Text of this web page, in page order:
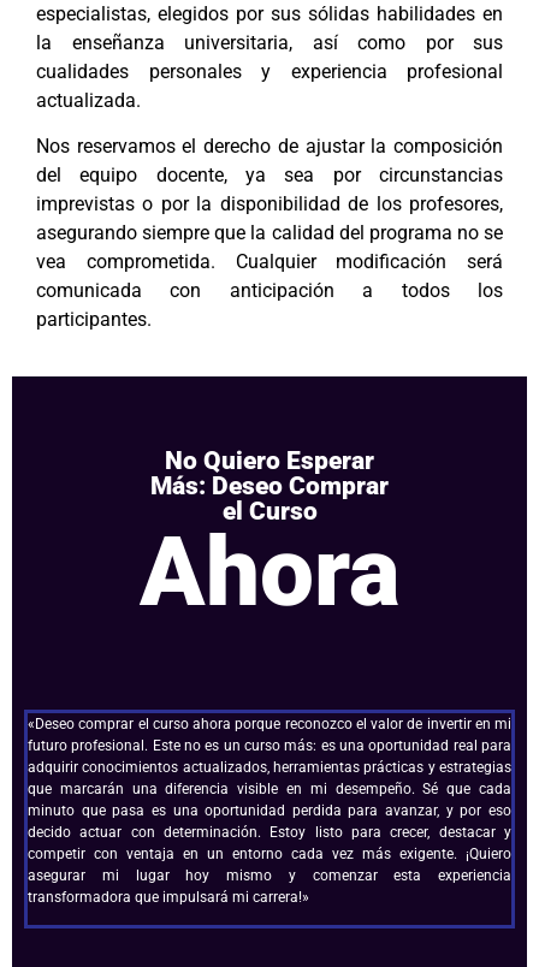
especialistas, elegidos por sus sólidas habilidades en
la enseñanza universitaria, así como por sus
cualidades personales y experiencia profesional
actualizada.
Nos reservamos el derecho de ajustar la composición
del equipo docente, ya sea por circunstancias
imprevistas o por la disponibilidad de los profesores,
asegurando siempre que la calidad del programa no se
vea comprometida. Cualquier modificación será
comunicada con anticipación a todos los
participantes.
No Quiero Esperar
Más: Deseo Comprar
el Curso
Ahora
«Deseo comprar el curso ahora porque reconozco el valor de invertir en mi
futuro profesional. Este no es un curso más: es una oportunidad real para
adquirir conocimientos actualizados, herramientas prácticas y estrategias
que marcarán una diferencia visible en mi desempeño. Sé que cada
minuto que pasa es una oportunidad perdida para avanzar, y por eso
decido actuar con determinación. Estoy listo para crecer, destacar y
competir con ventaja en un entorno cada vez más exigente. ¡Quiero
asegurar mi lugar hoy mismo y comenzar esta experiencia
transformadora que impulsará mi carrera!»